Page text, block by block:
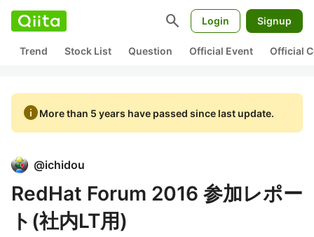
search Login Signup
Trend Stock List Question Official Event Official
infoMore than 5 years have passed since last update.
@ichidou
RedHat Forum 2016 参加レポー
ト(社内LT用)